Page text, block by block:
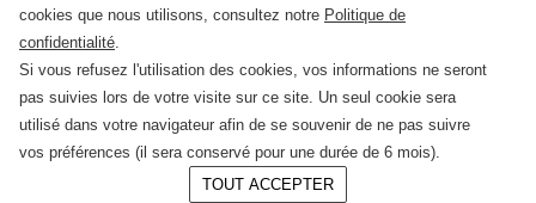
cookies que nous utilisons, consultez notre Politique de
confidentialité
Si vous refusez l'utilisation des cookies, vos informations ne seront
pas suivies lors de votre visite sur ce site. Un seul cookie sera
utilisé dans votre navigateur afin de se souvenir de ne pas suivre
vos préférences (il sera conservé pour une durée de 6 mois).
TOUT ACCEPTER